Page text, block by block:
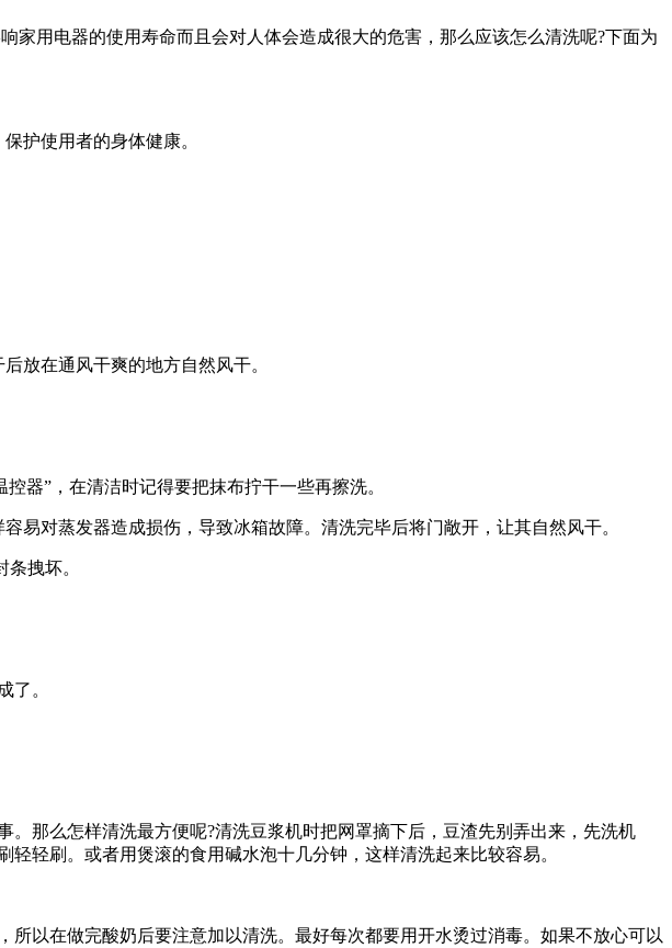
用电器的使用寿命而且会对人体会造成很大的危害，那么应该怎么清洗呢?下面为
护使用者的身体健康。
放在通风干爽的地方自然风干。
器”，在清洁时记得要把抹布拧干一些再擦洗。
易对蒸发器造成损伤，导致冰箱故障。清洗完毕后将门敞开，让其自然风干。
拽坏。
了。
那么怎样清洗最方便呢?清洗豆浆机时把网罩摘下后，豆渣先别弄出来，先洗机
轻刷。或者用煲滚的食用碱水泡十几分钟，这样清洗起来比较容易。
以在做完酸奶后要注意加以清洗。最好每次都要用开水烫过消毒。如果不放心可以